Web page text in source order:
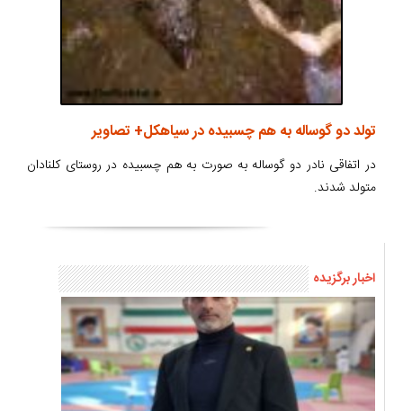
تولد دو گوساله به هم چسبیده در سیاهکل+ تصاویر
در اتفاقی نادر دو گوساله به صورت به هم چسبیده در روستای کلنادان
متولد شدند.
اخبار برگزیده